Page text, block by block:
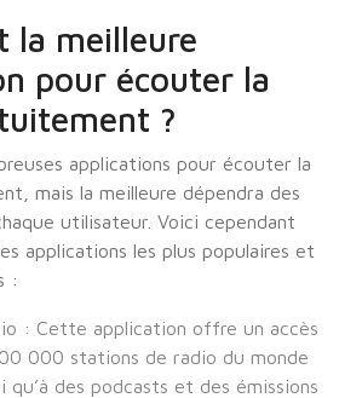
la meilleure
pour écouter la
?
applications pour écouter la
mais la meilleure dépendra des
utilisateur. Voici cependant
applications les plus populaires et
:
: Cette application offre un accès
000 stations de radio du monde
qu’à des podcasts et des émissions